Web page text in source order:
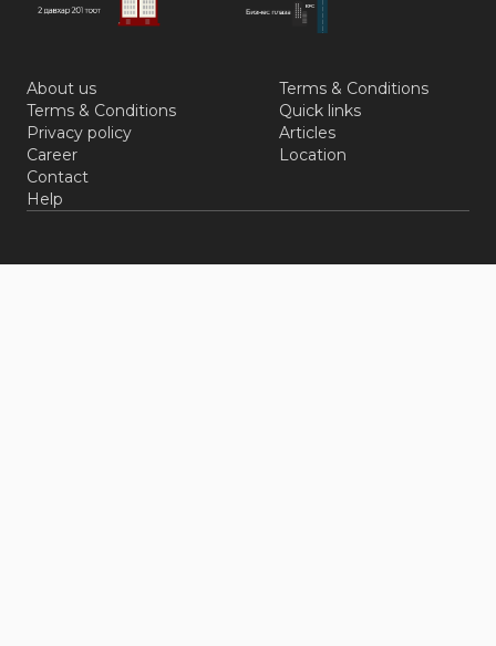
About us
Terms & Conditions
Privacy policy
Career
Contact
Help
Terms & Conditions
Quick links
Articles
Location